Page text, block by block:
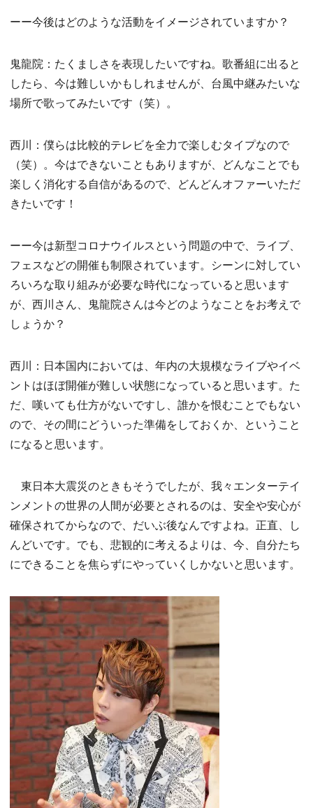
ーー今後はどのような活動をイメージされていますか？
鬼龍院：たくましさを表現したいですね。歌番組に出ると
したら、今は難しいかもしれませんが、台風中継みたいな
場所で歌ってみたいです（笑）。
西川：僕らは比較的テレビを全力で楽しむタイプなので
（笑）。今はできないこともありますが、どんなことでも
楽しく消化する自信があるので、どんどんオファーいただ
きたいです！
ーー今は新型コロナウイルスという問題の中で、ライブ、
フェスなどの開催も制限されています。シーンに対してい
ろいろな取り組みが必要な時代になっていると思います
が、西川さん、鬼龍院さんは今どのようなことをお考えで
しょうか？
西川：日本国内においては、年内の大規模なライブやイベ
ントはほぼ開催が難しい状態になっていると思います。た
だ、嘆いても仕方がないですし、誰かを恨むことでもない
ので、その間にどういった準備をしておくか、ということ
になると思います。
東日本大震災のときもそうでしたが、我々エンターテイ
ンメントの世界の人間が必要とされるのは、安全や安心が
確保されてからなので、だいぶ後なんですよね。正直、し
んどいです。でも、悲観的に考えるよりは、今、自分たち
にできることを焦らずにやっていくしかないと思います。